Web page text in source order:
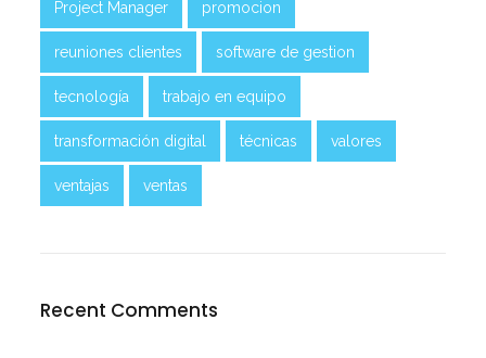
Project Manager promocion
reuniones clientes software de gestion
tecnología trabajo en equipo
transformación digital técnicas valores
ventajas ventas
Recent Comments